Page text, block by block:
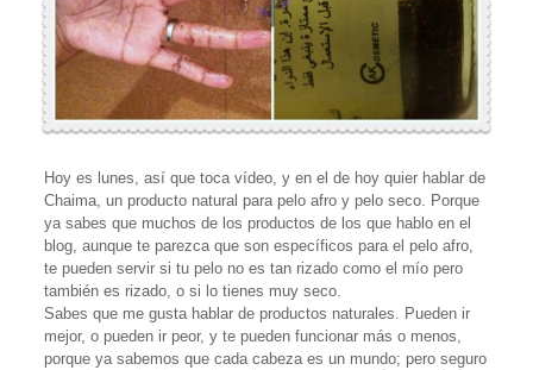
Hoy es lunes, así que toca vídeo, y en el de hoy quier hablar de
Chaima, un producto natural para pelo afro y pelo seco. Porque
ya sabes que muchos de los productos de los que hablo en el
blog, aunque te parezca que son específicos para el pelo afro,
te pueden servir si tu pelo no es tan rizado como el mío pero
también es rizado, o si lo tienes muy seco.
Sabes que me gusta hablar de productos naturales. Pueden ir
mejor, o pueden ir peor, y te pueden funcionar más o menos,
porque ya sabemos que cada cabeza es un mundo; pero seguro